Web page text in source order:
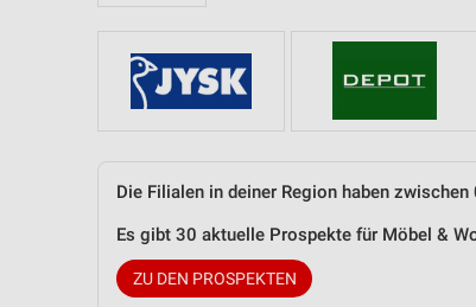
Die Filialen in deiner Region haben
Es gibt 30 aktuelle Prospekte für Möbel &
ZU DEN PROSPEKTEN